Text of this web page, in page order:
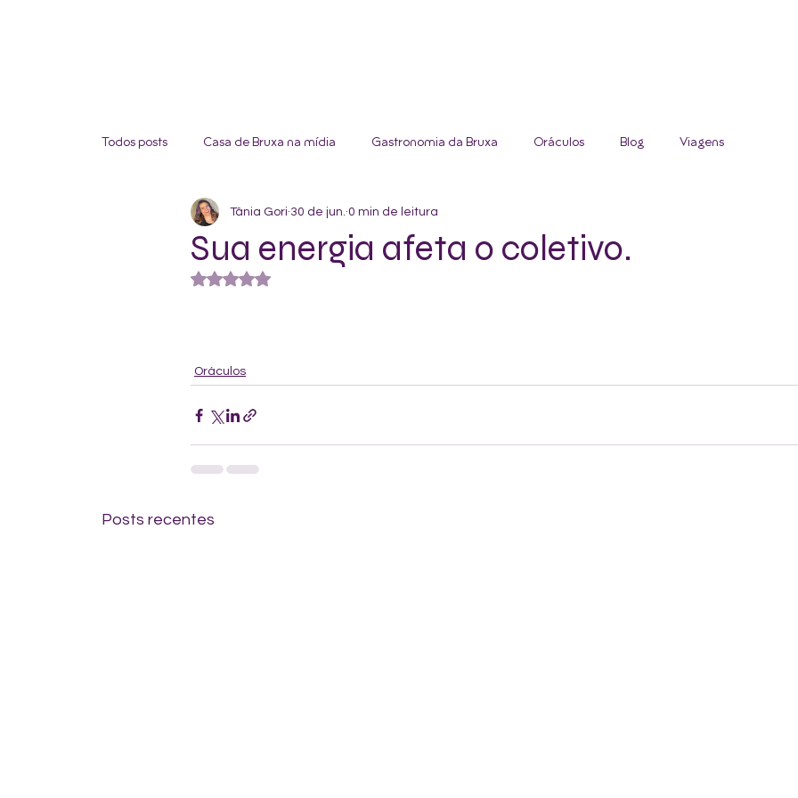
Todos posts Casa de Bruxa na mídia Gastronomia da Bruxa Oráculos Blog Viagens
Sua energia afeta o coletivo.
Tânia Gori 30 de jun. 0 min de leitura
Avaliado com NaN de 5 estrelas.
Oráculos
Posts recentes